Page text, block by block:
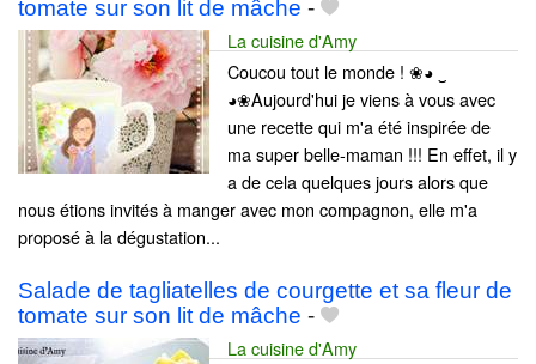
tomate sur son lit de mâche -
La cuisine d'Amy
Coucou tout le monde ! ❀◕ ‿
◕❀Aujourd'hui je viens à vous avec
une recette qui m'a été inspirée de
ma super belle-maman !!! En effet, il y
a de cela quelques jours alors que
nous étions invités à manger avec mon compagnon, elle m'a
proposé à la dégustation...
Salade de tagliatelles de courgette et sa fleur de
tomate sur son lit de mâche -
La cuisine d'Amy